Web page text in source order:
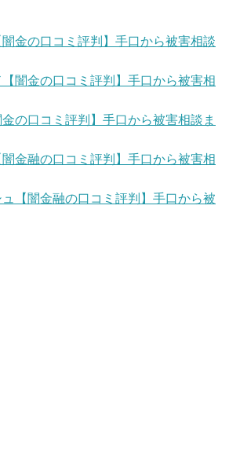
金の口コミ評判】手口から被害相談
闇金の口コミ評判】手口から被害相
の口コミ評判】手口から被害相談ま
金融の口コミ評判】手口から被害相
【闇金融の口コミ評判】手口から被